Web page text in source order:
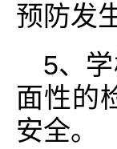
预防发
5、
面性的
安全。